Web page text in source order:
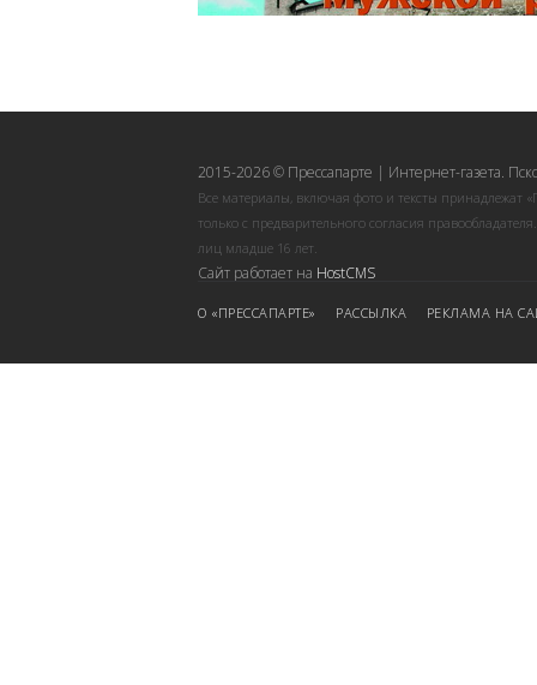
2015-2026 © Прессапарте | Интернет-газета.
Все материалы, включая фото и тексты принадлежат
только с предварительного согласия
лиц младше 16 лет.
Сайт работает на HostCMS
О «ПРЕССАПАРТЕ» РАССЫЛКА РЕКЛАМА НА